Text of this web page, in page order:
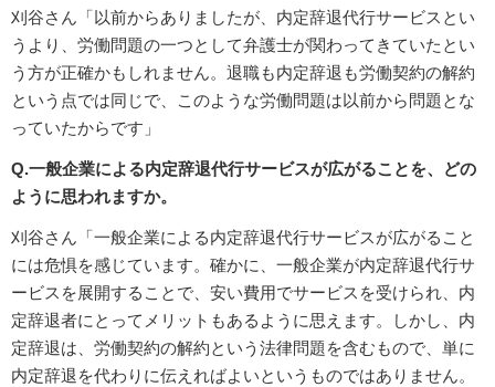
刈谷さん「以前からありましたが、内定辞退代行サービスとい
うより、労働問題の一つとして弁護士が関わってきていたとい
う方が正確かもしれません。退職も内定辞退も労働契約の解約
という点では同じで、このような労働問題は以前から問題とな
っていたからです」
Q.一般企業による内定辞退代行サービスが広がることを、どの
ように思われますか。
刈谷さん「一般企業による内定辞退代行サービスが広がること
には危惧を感じています。確かに、一般企業が内定辞退代行サ
ービスを展開することで、安い費用でサービスを受けられ、内
定辞退者にとってメリットもあるように思えます。しかし、内
定辞退は、労働契約の解約という法律問題を含むもので、単に
内定辞退を代わりに伝えればよいというものではありません。